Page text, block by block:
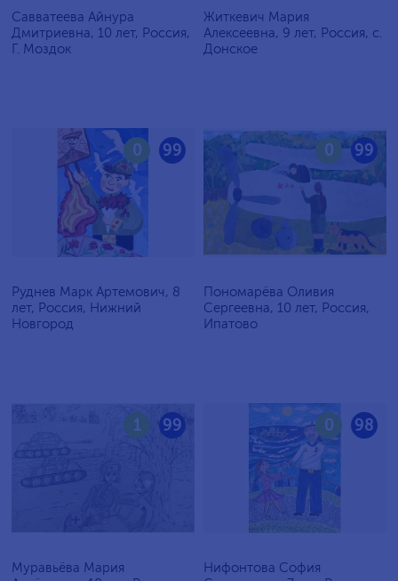
Савватеева Айнура
Дмитриевна, 10 лет, Россия,
Г. Моздок
Житкевич Мария
Алексеевна, 9 лет, Россия, c.
Донское
99
0
Руднев Марк Артемович, 8
лет, Россия, Нижний
Новгород
99
0
Пономарёва Оливия
Сергеевна, 10 лет, Россия,
Ипатово
99
1
Муравьёва Мария
98
0
Нифонтова София